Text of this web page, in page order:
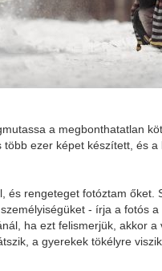
a megbonthatatlan
ezer képet készített, és a
és rengeteget fotóztam őket.
- írja a fotós a
ha ezt felismerjük, akkor
a gyerekek tökélyre